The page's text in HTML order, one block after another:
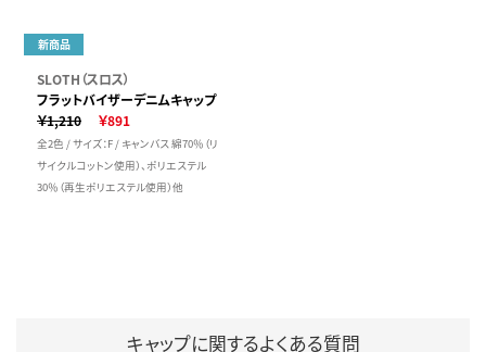
新商品
SLOTH（スロス）
フラットバイザーデニムキャップ
￥1,210
￥891
全2色 / サイズ：F / キャンバス 綿70％（リ
サイクルコットン使用）、ポリエステル
30％（再生ポリエステル使用）他
キャップに関するよくある質問